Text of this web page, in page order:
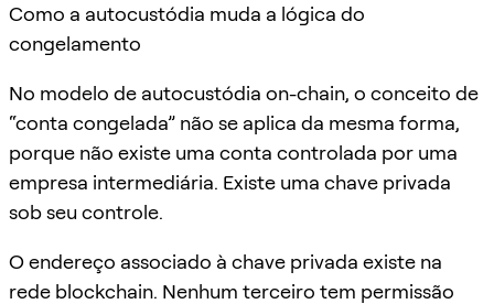
Como a autocustódia muda a lógica do
congelamento
No modelo de autocustódia on-chain, o conceito de
“conta congelada” não se aplica da mesma forma,
porque não existe uma conta controlada por uma
empresa intermediária. Existe uma chave privada
sob seu controle.
O endereço associado à chave privada existe na
rede blockchain. Nenhum terceiro tem permissão